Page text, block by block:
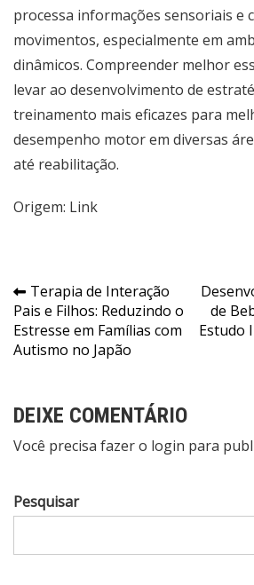
processa informações sensoriais e
movimentos, especialmente em
dinâmicos. Compreender melhor
levar ao desenvolvimento de
treinamento mais eficazes para
desempenho motor em diversas
até reabilitação.
Origem: Link
Navegação
de
Post
Terapia de Interação
Pais e Filhos: Reduzindo o
Estresse em Famílias com
Autismo no Japão
de
Estudo
DEIXE COMENTÁRIO
Você precisa fazer o login para
Pesquisar